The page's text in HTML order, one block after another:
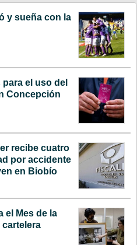
y sueña con la
el uso del
Concepción
recibe cuatro
por accidente
en Biobío
el Mes de la